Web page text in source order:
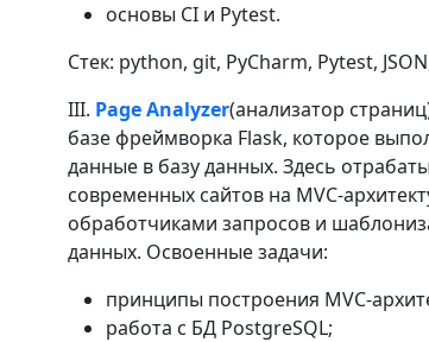
основы CI и Pytest.
Стек: python, git, PyCharm, Pytest,
III. Page Analyzer(анализатор
базе фреймворка Flask, которое
данные в базу данных. Здесь
современных сайтов на MVC-
обработчиками запросов и
данных. Освоенные задачи:
принципы построения MVC-
работа с БД PostgreSQL;